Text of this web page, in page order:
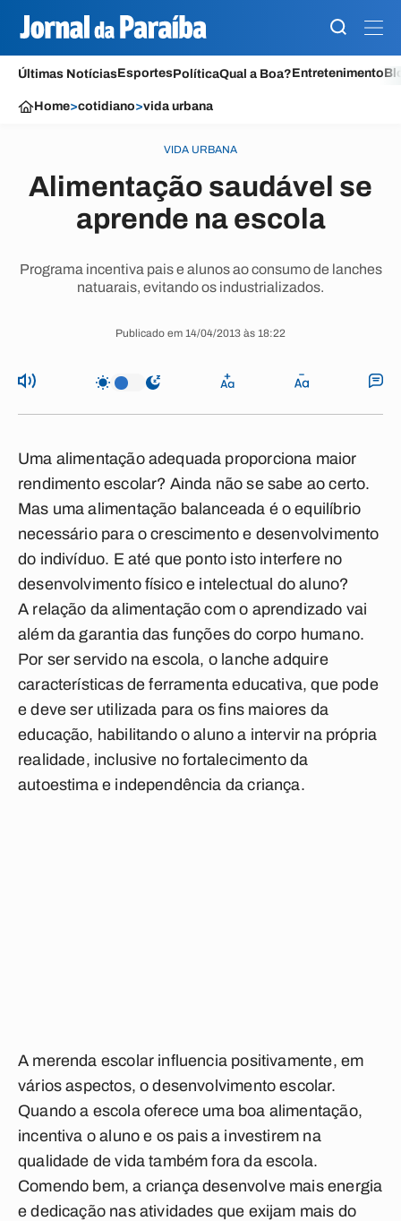
Últimas NotíciasEsportesPolíticaQual a Boa?Entretenimento
Home>cotidiano>vida urbana
VIDA URBANA
Alimentação saudável se
aprende na escola
Programa incentiva pais e alunos ao consumo de lanches
natuarais, evitando os industrializados.
Publicado em 14/04/2013 às 18:22
Uma alimentação adequada proporciona maior
rendimento escolar? Ainda não se sabe ao certo.
Mas uma alimentação balanceada é o equilíbrio
necessário para o crescimento e desenvolvimento
do indivíduo. E até que ponto isto interfere no
desenvolvimento físico e intelectual do aluno?
A relação da alimentação com o aprendizado vai
além da garantia das funções do corpo humano.
Por ser servido na escola, o lanche adquire
características de ferramenta educativa, que pode
e deve ser utilizada para os fins maiores da
educação, habilitando o aluno a intervir na própria
realidade, inclusive no fortalecimento da
autoestima e independência da criança.
A merenda escolar influencia positivamente, em
vários aspectos, o desenvolvimento escolar.
Quando a escola oferece uma boa alimentação,
incentiva o aluno e os pais a investirem na
qualidade de vida também fora da escola.
Comendo bem, a criança desenvolve mais energia
e dedicação nas atividades que exijam mais do